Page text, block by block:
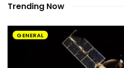
Trending Now
GENERAL